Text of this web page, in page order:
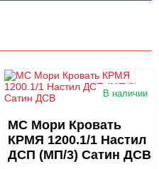
В наличии
МС Мори Кровать
КРМЯ 1200.1/1 Настил
ДСП (МП/3) Сатин ДСВ